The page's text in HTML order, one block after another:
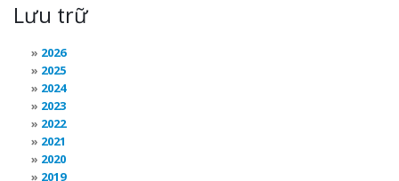
Lưu trữ
2026
2025
2024
2023
2022
2021
2020
2019